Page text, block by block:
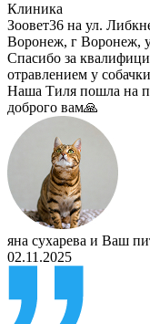
Клиника
Зоовет36 на ул.
Воронеж, г Воронеж,
Спасибо за
отравлением у
Наша Тиля пошла на
доброго вам🙏
яна сухарева и Ваш
02.11.2025